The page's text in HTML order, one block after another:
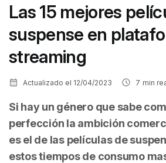
Las 15 mejores
suspense en
streaming
Actualizado el 12/04/2023 7 min
Si hay un género que sabe
perfección la ambición
es el de las películas de
estos tiempos de consumo